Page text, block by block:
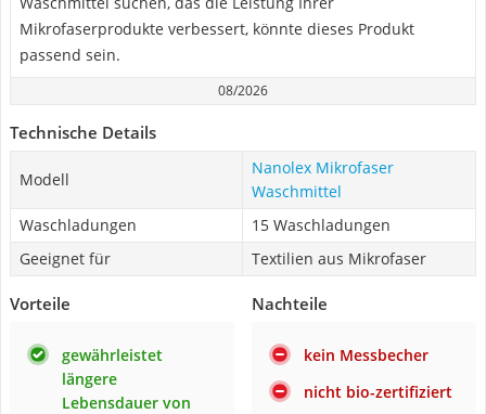
Mikrofaserprodukte verbessert, könnte dieses Produkt
passend sein.
08/2026
Technische Details
Modell
Nanolex Mikrofaser
Waschmittel
Waschladungen
15 Waschladungen
Geeignet für
Textilien aus Mikrofaser
Vorteile
gewährleistet
längere
Lebensdauer von
Nachteile
kein Messbecher
nicht bio-zertifiziert